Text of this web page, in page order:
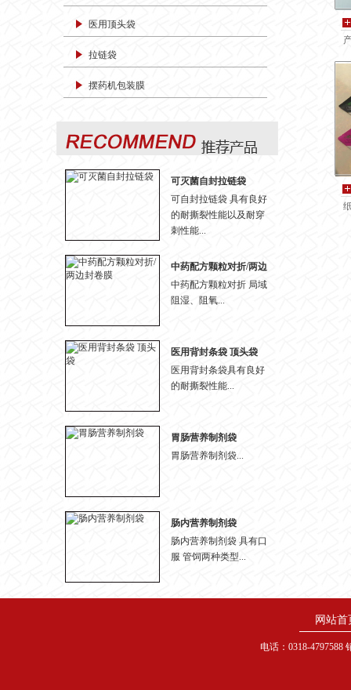
医用顶头袋
拉链袋
摆药机包装膜
可灭菌自封拉链袋
可自封拉链袋 具有良好
的耐撕裂性能以及耐穿
刺性能...
中药配方颗粒对折/两边
封卷膜
中药配方颗粒对折 局域
阻湿、阻氧...
医用背封条袋 顶头袋
医用背封条袋具有良好
的耐撕裂性能...
胃肠营养制剂袋
胃肠营养制剂袋...
肠内营养制剂袋
肠内营养制剂袋 具有口
服 管饲两种类型...
网站首
电话：0318-4797588